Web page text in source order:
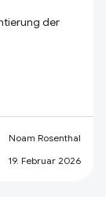
der
Noam Rosenthal
19. Februar 2026